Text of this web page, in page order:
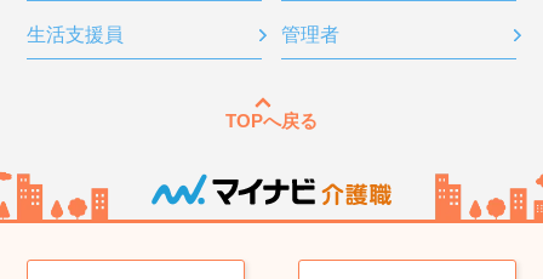
生活支援員 管理者
TOPへ戻る